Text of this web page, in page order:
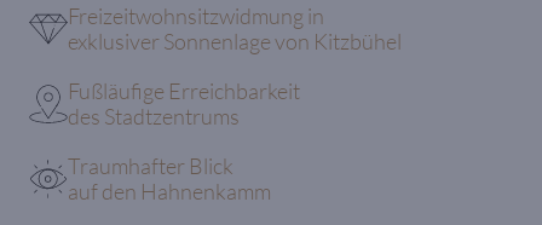
Freizeitwohnsitzwidmung in
exklusiver Sonnenlage von Kitzbühel
Fußläufige Erreichbarkeit
des Stadtzentrums
Traumhafter Blick
auf den Hahnenkamm